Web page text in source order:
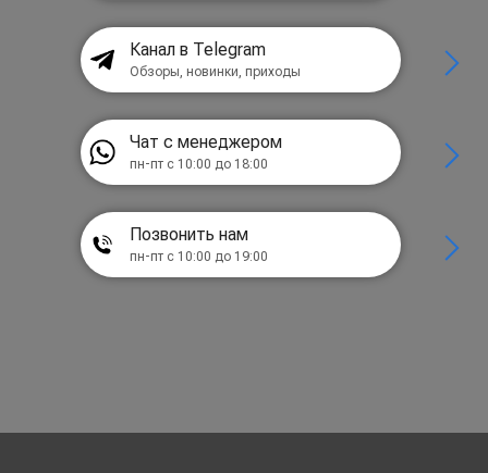
Канал в Telegram
Обзоры, новинки, приходы
Чат с менеджером
пн-пт с 10:00 до 18:00
Позвонить нам
пн-пт с 10:00 до 19:00